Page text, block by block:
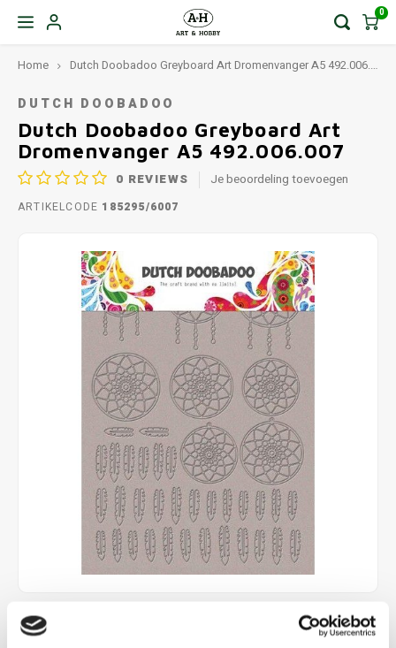
0
Home Dutch Doobadoo Greyboard Art Dromenvanger A5 492.006.007
DUTCH DOOBADOO
Dutch Doobadoo Greyboard Art
Dromenvanger A5 492.006.007
0 REVIEWS Je beoordeling toevoegen
ARTIKELCODE 185295/6007
€2,95